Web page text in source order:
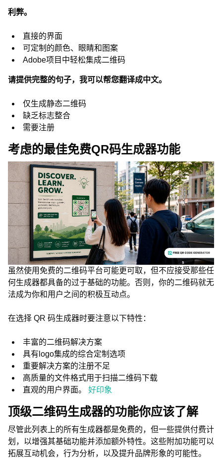
利弊。
直接的界面
可定制的颜色、眼睛和图案
Adobe项目中轻松集成二维码
请提供完整的句子，我可以帮您翻译成中文。
仅生成静态二维码
缺乏标志整合
需要注册
考虑的最佳免费QR码生成器功能
虽然使用免费的二维码平台可能更可取，但不应接受那些任
何生成器都具备的过于基础的功能。否则，你的二维码就无
法成为你和用户之间的积极互动点。
在选择 QR 码生成器时要注意以下特性：
丰富的二维码解决方案
具有logo集成的综合定制选项
重要解决方案的注册不足
高质量的文件格式用于扫描二维码下载
直观的用户界面。 好印象
顶级二维码生成器的功能你应该了解
尽管此列表上的所有生成器都是免费的，但一些提供付费计
划，以增强其基础功能并添加额外特性。这些附加功能可以
拓展互动机会，行为分析，以及提升品牌形象的可能性。